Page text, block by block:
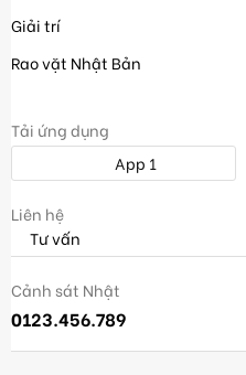
Giải trí
Rao vặt Nhật Bản
Tải ứng dụng
App 1
Liên hệ
Tư vấn
Cảnh sát Nhật
0123.456.789